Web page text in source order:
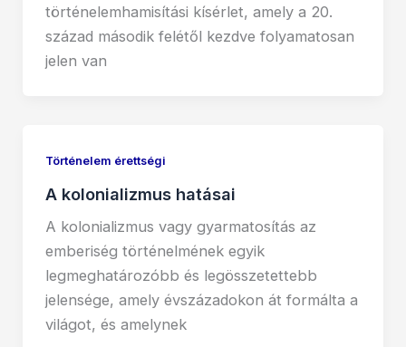
történelemhamisítási kísérlet, amely a 20.
század második felétől kezdve folyamatosan
jelen van
Történelem érettségi
A kolonializmus hatásai
A kolonializmus vagy gyarmatosítás az
emberiség történelmének egyik
legmeghatározóbb és legösszetettebb
jelensége, amely évszázadokon át formálta a
világot, és amelynek